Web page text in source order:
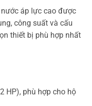
áp lực cao được
công suất và cấu
thiết bị phù hợp nhất
HP), phù hợp cho hộ